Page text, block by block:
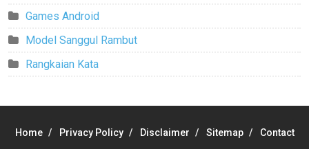
Games Android
Model Sanggul Rambut
Rangkaian Kata
Home Privacy Policy Disclaimer Sitemap Contact